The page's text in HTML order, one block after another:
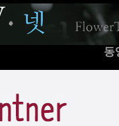
동